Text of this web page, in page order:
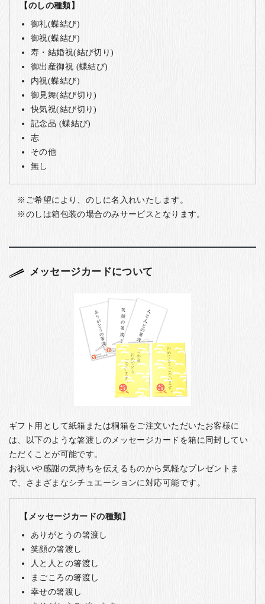
【のしの種類】
御礼(蝶結び)
御祝(蝶結び)
寿・結婚祝(結び切り)
御出産御祝 (蝶結び)
内祝(蝶結び)
御見舞(結び切り)
快気祝(結び切り)
記念品 (蝶結び)
志
その他
無し
ご希望により、のしに名入れいたします。
のしは箱包装の場合のみサービスとなります。
メッセージカードについて
ギフト用として紙箱または桐箱をご注文いただいたお客様に
は、以下のような箸渡しのメッセージカードを箱に同封してい
ただくことが可能です。
お祝いや感謝の気持ちを伝えるものから気軽なプレゼントま
で、さまざまなシチュエーションに対応可能です。
【メッセージカードの種類】
ありがとうの箸渡し
笑顔の箸渡し
人と人との箸渡し
まごころの箸渡し
幸せの箸渡し